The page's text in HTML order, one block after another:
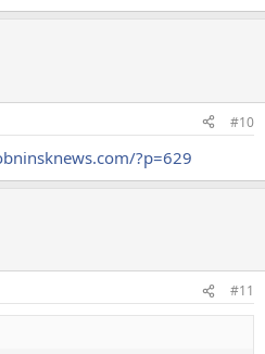
#10
?p=629
#11